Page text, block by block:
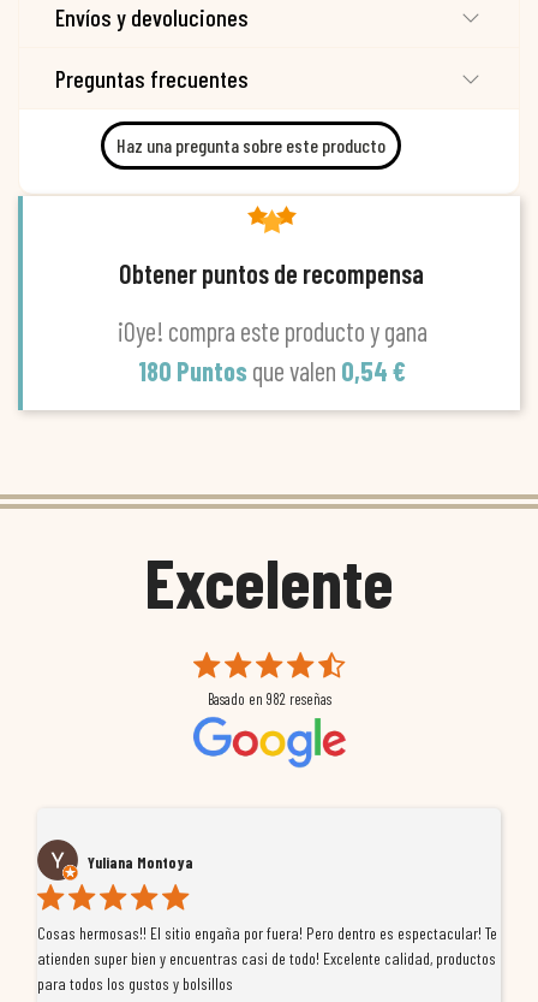
Envíos y devoluciones
Preguntas frecuentes
Haz una pregunta sobre este producto
Obtener puntos de recompensa
¡Oye! compra este producto y gana
180 Puntos que valen 0,54 €
Excelente
Basado en 982 reseñas
Yuliana Montoya
Cosas hermosas!! El sitio engaña por fuera! Pero dentro es espectacular! Te
atienden super bien y encuentras casi de todo! Excelente calidad, productos
para todos los gustos y bolsillos